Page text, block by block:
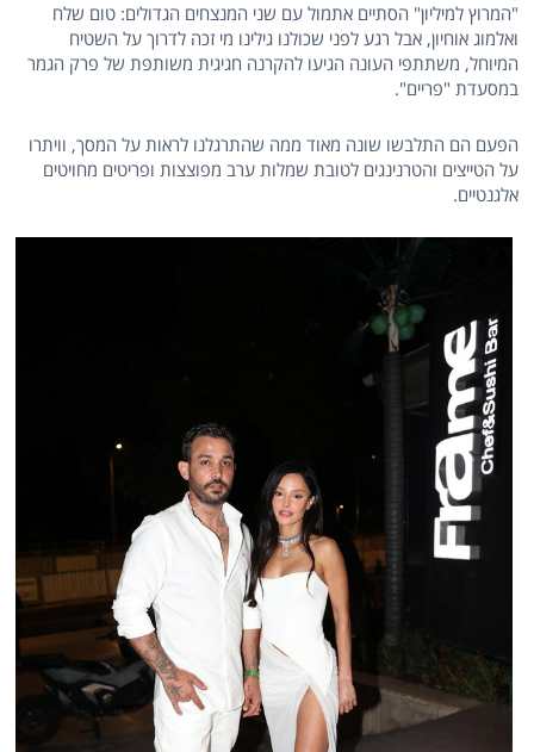
"המרוץ למיליון" הסתיים אתמול עם שני המנצחים הגדולים: טום שלח
ואלמוג אוחיון, אבל רגע לפני שכולנו גילינו מי זכה לדרוך על השטיח
המיוחל, משתתפי העונה הגיעו להקרנה חגיגית משותפת של פרק הגמר
במסעדת "פריים".
הפעם הם התלבשו שונה מאוד ממה שהתרגלנו לראות על המסך, וויתרו
על הטייצים והטרנינגים לטובת שמלות ערב מפוצצות ופריטים מחויטים
אלגנטיים.